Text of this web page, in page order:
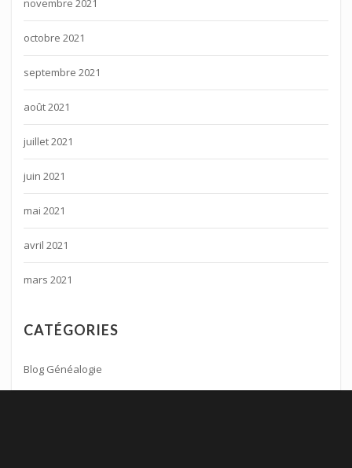
novembre 2021
octobre 2021
septembre 2021
août 2021
juillet 2021
juin 2021
mai 2021
avril 2021
mars 2021
CATÉGORIES
Blog Généalogie